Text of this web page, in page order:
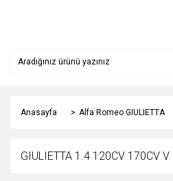
Anasayfa Alfa Romeo GIULIETTA
GIULIETTA 1.4 120CV 170CV V